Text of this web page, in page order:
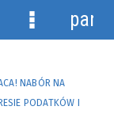
NABÓR NA
PODATKÓW I
Menu
panel